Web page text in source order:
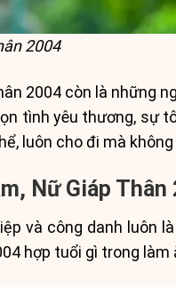
2004
2004 còn là những
tình yêu thương, sự
luôn cho đi mà
Nữ Giáp
và công danh luôn
hợp tuổi gì trong